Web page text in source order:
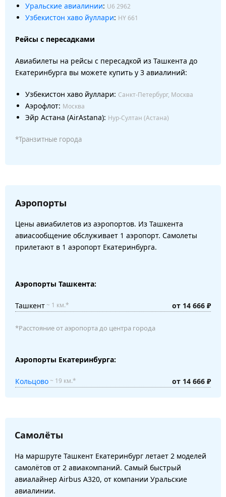
Уральские авиалинии: U6 2962
Узбекистон хаво йуллари: HY 661
Рейсы с пересадками
Авиабилеты на рейсы с пересадкой из Ташкента до
Екатеринбурга вы можете купить у 3 авиалиний:
Узбекистон хаво йуллари: Санкт-Петербург, Москва
Аэрофлот: Москва
Эйр Астана (AirAstana): Нур-Султан (Астана)
*Транзитные города
Аэропорты
Цены авиабилетов из аэропортов. Из Ташкента
авиасообщение обслуживает 1 аэропорт. Самолеты
прилетают в 1 аэропорт Екатеринбурга.
Аэропорты Ташкента:
Ташкент~ 1 км.* от 14 666 ₽
*Расстояние от аэропорта до центра города
Аэропорты Екатеринбурга:
Кольцово~ 19 км.* от 14 666 ₽
Самолёты
На маршруте Ташкент Екатеринбург летает 2 моделей
самолётов от 2 авиакомпаний. Самый быстрый
авиалайнер Airbus A320, от компании Уральские
авиалинии.